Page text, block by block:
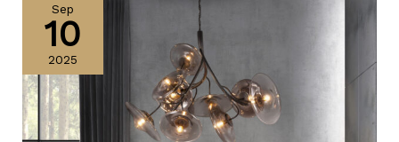
Sep
10
2025
Brand
Egmond:
luminosidad
transformadora